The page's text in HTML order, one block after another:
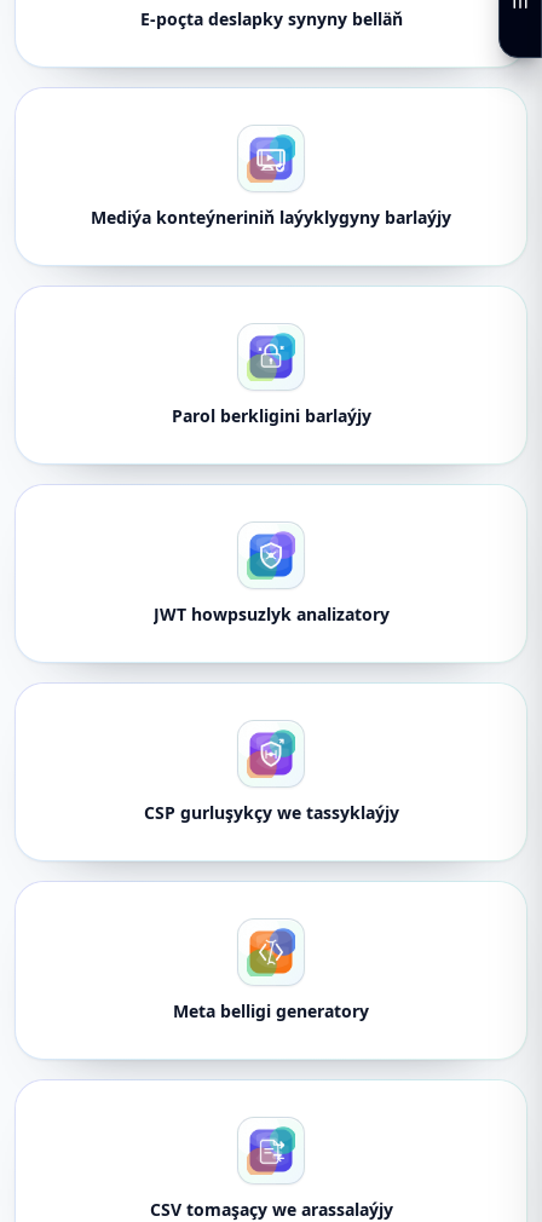
E-poçta deslapky synyny belläň
Mediýa konteýneriniň laýyklygyny barlaýjy
Parol berkligini barlaýjy
JWT howpsuzlyk analizatory
CSP gurluşykçy we tassyklaýjy
Meta belligi generatory
CSV tomaşaçy we arassalaýjy